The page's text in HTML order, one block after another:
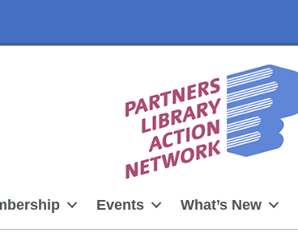
Events What’s New